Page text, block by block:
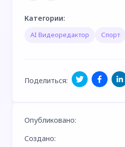
Категории:
AI Видеоредактор Спорт
Поделиться:
Опубликовано:
Создано: